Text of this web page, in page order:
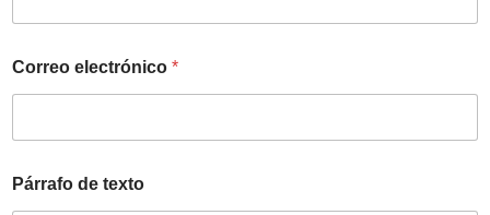
Correo electrónico *
Párrafo de texto